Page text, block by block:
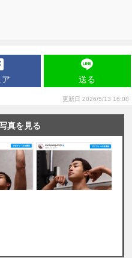
ア 送る
更新日 2026/5/13 16:08
真を見る